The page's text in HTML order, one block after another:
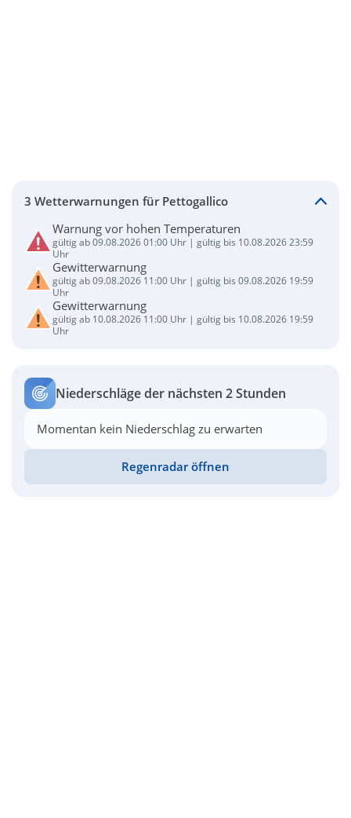
3 Wetterwarnungen für Pettogallico
Warnung vor hohen Temperaturen
gültig ab 09.08.2026 01:00 Uhr | gültig bis 10.08.2026 23:59
Uhr
Gewitterwarnung
gültig ab 09.08.2026 11:00 Uhr | gültig bis 09.08.2026 19:59
Uhr
Gewitterwarnung
gültig ab 10.08.2026 11:00 Uhr | gültig bis 10.08.2026 19:59
Uhr
Niederschläge der nächsten 2 Stunden
Momentan kein Niederschlag zu erwarten
Regenradar öffnen